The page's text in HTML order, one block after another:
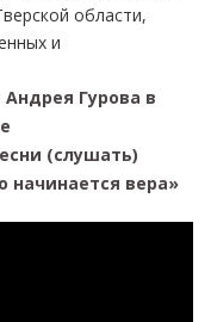
области,
и
Гурова в
(слушать)
начинается вера»